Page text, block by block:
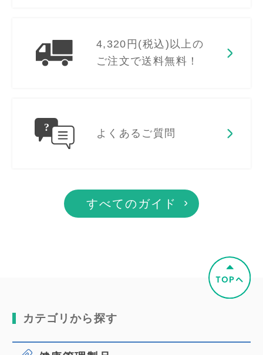
4,320円(税込)以上の
ご注文で送料無料！
よくあるご質問
すべてのガイド
カテゴリから探す